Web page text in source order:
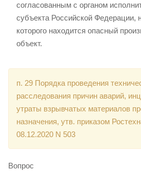
согласованным с органом
субъекта Российской Федерации,
которого находится опасный
объект.
п. 29 Порядка проведения
расследования причин аварий,
утраты взрывчатых материалов
назначения, утв. приказом
08.12.2020 N 503
Вопрос